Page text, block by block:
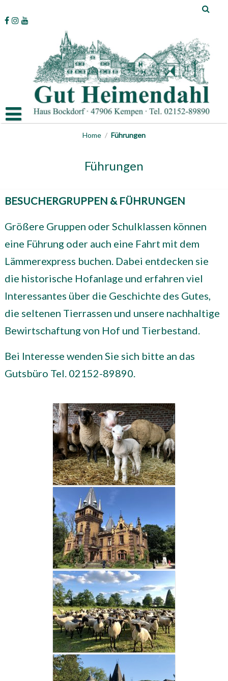
to
content
Home / Führungen
Führungen
BESUCHERGRUPPEN & FÜHRUNGEN
Größere Gruppen oder Schulklassen können
eine Führung oder auch eine Fahrt mit dem
Lämmerexpress buchen. Dabei entdecken sie
die historische Hofanlage und erfahren viel
Interessantes über die Geschichte des Gutes,
die seltenen Tierrassen und unsere nachhaltige
Bewirtschaftung von Hof und Tierbestand.
Bei Interesse wenden Sie sich bitte an das
Gutsbüro Tel. 02152-89890.